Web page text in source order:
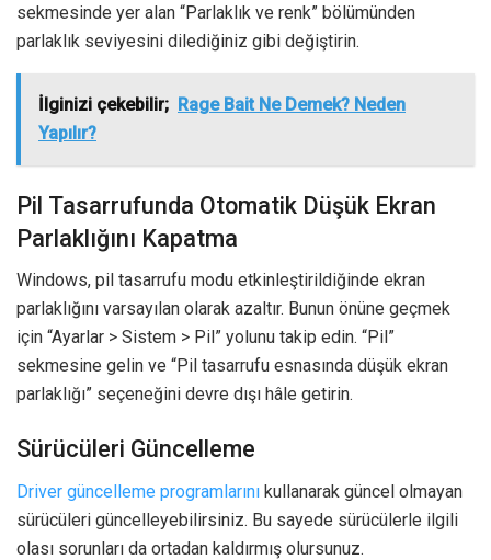
sekmesinde yer alan “Parlaklık ve renk” bölümünden
parlaklık seviyesini dilediğiniz gibi değiştirin.
İlginizi çekebilir; Rage Bait Ne Demek? Neden
Yapılır?
Pil Tasarrufunda Otomatik Düşük Ekran
Parlaklığını Kapatma
Windows, pil tasarrufu modu etkinleştirildiğinde ekran
parlaklığını varsayılan olarak azaltır. Bunun önüne geçmek
için “Ayarlar > Sistem > Pil” yolunu takip edin. “Pil”
sekmesine gelin ve “Pil tasarrufu esnasında düşük ekran
parlaklığı” seçeneğini devre dışı hâle getirin.
Sürücüleri Güncelleme
Driver güncelleme programlarını kullanarak güncel olmayan
sürücüleri güncelleyebilirsiniz. Bu sayede sürücülerle ilgili
olası sorunları da ortadan kaldırmış olursunuz.